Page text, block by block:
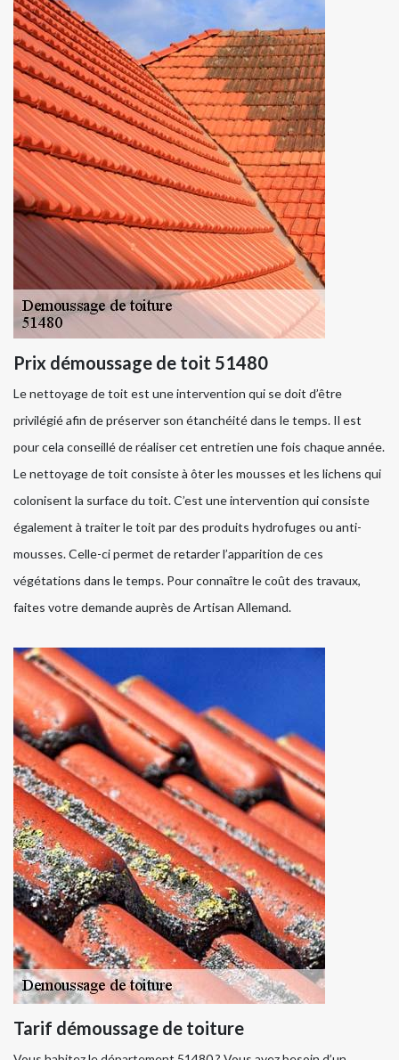
Prix démoussage de toit 51480
Le nettoyage de toit est une intervention qui se doit d’être
privilégié afin de préserver son étanchéité dans le temps. Il est
pour cela conseillé de réaliser cet entretien une fois chaque année.
Le nettoyage de toit consiste à ôter les mousses et les lichens qui
colonisent la surface du toit. C’est une intervention qui consiste
également à traiter le toit par des produits hydrofuges ou anti-
mousses. Celle-ci permet de retarder l’apparition de ces
végétations dans le temps. Pour connaître le coût des travaux,
faites votre demande auprès de Artisan Allemand.
Tarif démoussage de toiture